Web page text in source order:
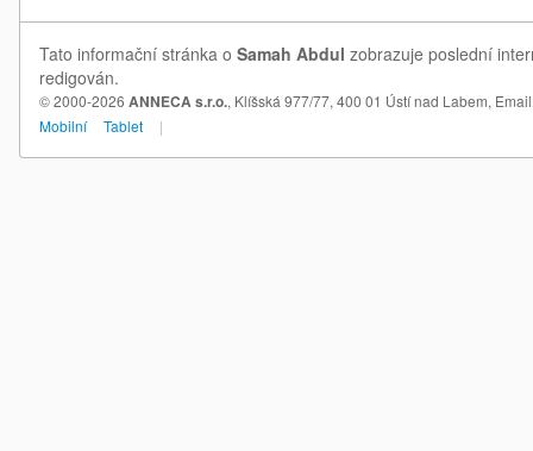
Tato informační stránka o Samah Abdul zobrazuje poslední
redigován.
© 2000-2026 ANNECA s.r.o., Klíšská 977/77, 400 01 Ústí nad Labem,
Mobilní
Tablet |